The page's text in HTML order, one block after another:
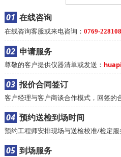
01 在线咨询
在线咨询客服或来电咨询： 0769-
02 申请服务
尊敬的客户提供仪器清单或发送：
03 报价合同签订
客户经理与客户商谈合作模式，回签的
04 预约送检到场时间
预约工程师安排现场与送检校准/检定服
05 到场服务